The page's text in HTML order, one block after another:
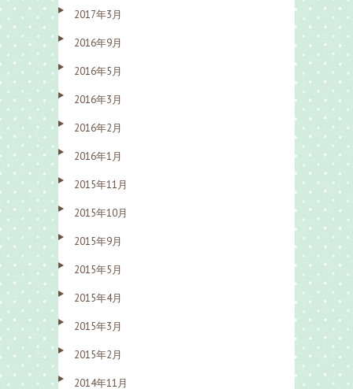
2017年3月
2016年9月
2016年5月
2016年3月
2016年2月
2016年1月
2015年11月
2015年10月
2015年9月
2015年5月
2015年4月
2015年3月
2015年2月
2014年11月